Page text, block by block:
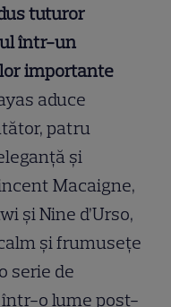
tuturor
într-un
importante
aduce
patru
și
Macaigne,
și Nine d’Urso,
și frumusețe
serie de
o lume post-